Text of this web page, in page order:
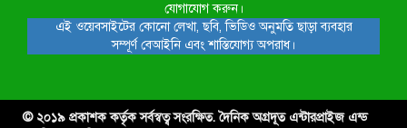
যোগাযোগ করুন।
এই ওয়েবসাইটের কোনো লেখা, ছবি, ভিডিও অনুমতি ছাড়া ব্যবহার
সম্পূর্ণ বেআইনি এবং শাস্তিযোগ্য অপরাধ।
© ২০১৯ প্রকাশক কর্তৃক সর্বস্বত্ব সংরক্ষিত. দৈনিক অগ্রদূত এন্টারপ্রাইজ এন্ড